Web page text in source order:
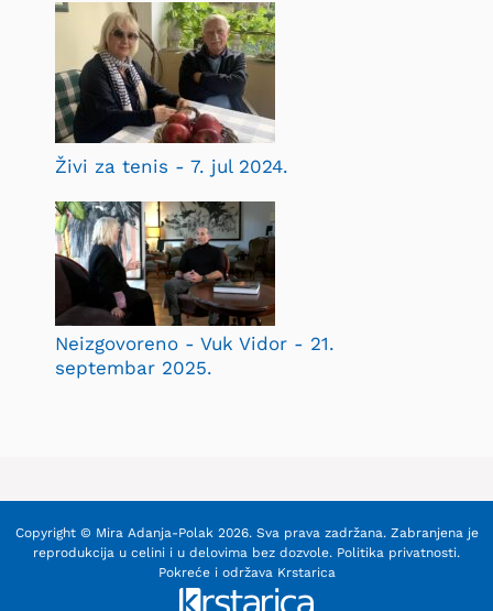
Živi za tenis - 7. jul 2024.
Neizgovoreno - Vuk Vidor - 21.
septembar 2025.
Copyright © Mira Adanja-Polak 2026. Sva prava zadržana. Zabranjena je
reprodukcija u celini i u delovima bez dozvole. Politika privatnosti.
Pokreće i održava Krstarica